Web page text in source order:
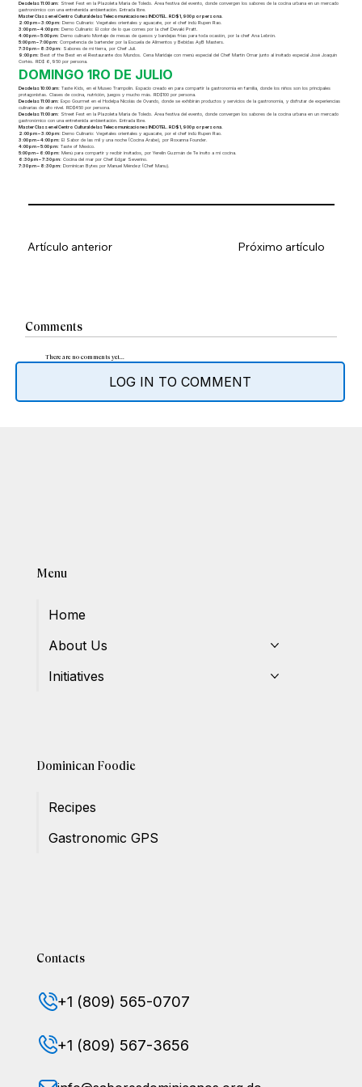
Desde las 11:00 am:Street Fest en la Plazoleta María de Toledo. Área festiva del evento, donde convergen los sabores de la cocina urbana en un mercado
gastronómico con una entretenida ambientación. Entrada libre.
Master Class en el Centro Cultural de las Telecomunicaciones INDOTEL. RD$1,900 por persona.
2:00 pm – 3:00 pm:Demo Culinario: Vegetales orientales y aguacate, por el chef indú Rupen Rao.
3:00 pm – 4:00 pm:Demo Culinario: El color de lo que comes por la chef Devaki Pratt.
4:00 pm – 5:00 pm:Demo culinario Montaje de mesas de quesos y bandejas frías para toda ocasión, por la chef Ana Lebrón.
5:00 pm – 7:00 pm:Competencia de bartender por la Escuela de Alimentos y Bebidas AyB Masters.
7:30 pm – 8:30 pm:Sabores de mi tierra, por Chef Juli.
9:00 pm:Best of the Best en el Restaurante dos Mundos. Cena Maridaje con menú especial del Chef Martin Omar junto al invitado especial José Joaquín
Cortés. RD$ 6,950 por persona.
DOMINGO 1RO DE JULIO
Desde las 10:00 am:Taste Kids, en el Museo Trampolín. Espacio creado en para compartir la gastronomía en familia, donde los niños son los principales
protagonistas. Clases de cocina, nutrición, juegos y mucho más. RD$100 por persona.
Desde las 11:00 am:Expo Gourmet en el Hodelpa Nicolás de Ovando, donde se exhibirán productos y servicios de la gastronomía, y disfrutar de experiencias
culinarias de alto nivel. RD$450 por persona.
Desde las 11:00 am:Street Fest en la Plazoleta María de Toledo. Área festiva del evento, donde convergen los sabores de la cocina urbana en un mercado
gastronómico con una entretenida ambientación. Entrada libre.
Master Class en el Centro Cultural de las Telecomunicaciones INDOTEL. RD$1,900 por persona.
2:00 pm – 3:00 pm:Demo Culinario: Vegetales orientales y aguacate, por el chef indú Rupen Rao.
3:00 pm – 4:00 pm:El Sabor de las mil y una noche (Cocina Árabe), por Roxanna Founder.
4:00 pm – 5:00 pm:Taste of Mexico.
5:00 pm – 6:00 pm:Menú para compartir y recibir invitados, por Yerelin Guzmán de Te invito a mi cocina.
6:30 pm – 7:30 pm:Cocina del mar por Chef Edgar Severino.
7:30 pm – 8:30 pm:Dominican Bytes por Manuel Méndez (Chef Manu).
Comments
There are no comments yet...
LOG IN TO COMMENT
Artículo anterior Próximo artículo
Menu
Home
About Us
Initiatives
Dominican Foodie
Recipes
Gastronomic GPS
Contacts
+1 (809) 565-0707
+1 (809) 567-3656